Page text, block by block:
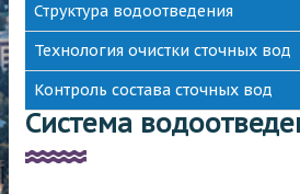
О ВОДОСНАБЖЕНИИ
О ВОДООТВЕДЕНИИ
НОВОСТИ
ОТКЛЮЧЕНИЯ
Структура водоотведения
Технология очистки сточных вод
Контроль состава сточных вод
Система